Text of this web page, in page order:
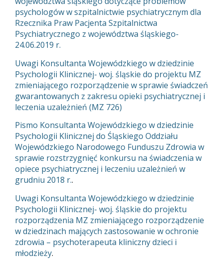
psychologów w szpitalnictwie psychiatrycznym dla
Rzecznika Praw Pacjenta Szpitalnictwa
Psychiatrycznego z województwa śląskiego-
24.06.2019 r.
Uwagi Konsultanta Wojewódzkiego w dziedzinie
Psychologii Klinicznej- woj. śląskie do projektu MZ
zmieniającego rozporządzenie w sprawie świadczeń
gwarantowanych z zakresu opieki psychiatrycznej i
leczenia uzależnień (MZ 726)
Pismo Konsultanta Wojewódzkiego w dziedzinie
Psychologii Klinicznej do Śląskiego Oddziału
Wojewódzkiego Narodowego Funduszu Zdrowia w
sprawie rozstrzygnięć konkursu na świadczenia w
opiece psychiatrycznej i leczeniu uzależnień w
grudniu 2018 r..
Uwagi Konsultanta Wojewódzkiego w dziedzinie
Psychologii Klinicznej- woj. śląskie do projektu
rozporządzenia MZ zmieniającego rozporządzenie
w dziedzinach mających zastosowanie w ochronie
zdrowia – psychoterapeuta kliniczny dzieci i
młodzieży.